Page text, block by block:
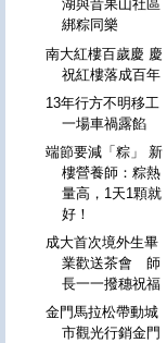
湖與昔果山社區
綁粽同樂
南大紅樓百歲慶 慶
祝紅樓落成百年
13年行方不明移工
一場車禍露餡
端節要減「粽」 新
樓營養師：粽熱
量高，1天1顆就
好！
成大首次境外生畢
業歡送茶會 師
長一一撥穗祝福
金門馬拉松帶動城
市觀光行銷金門